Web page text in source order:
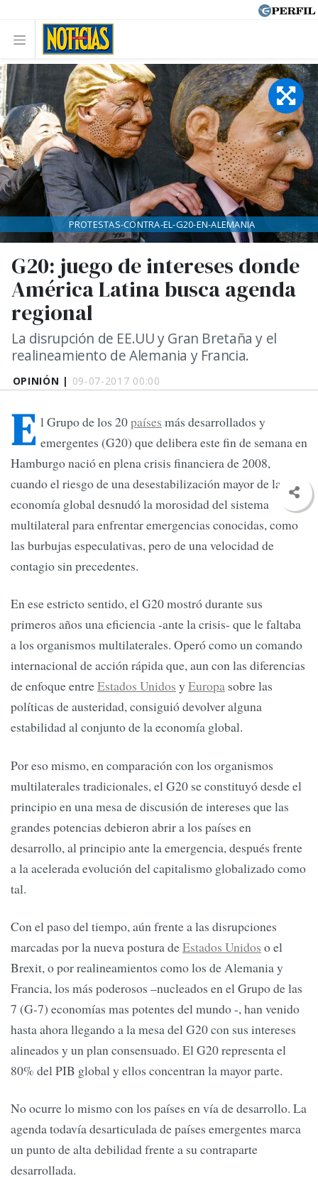
OPINIÓN | 09-07-2017 00:00
G20: juego de intereses donde
América Latina busca agenda
regional
La disrupción de EE.UU y Gran Bretaña y el
realineamiento de Alemania y Francia.
PROTESTAS-CONTRA-EL-G20-EN-ALEMANIA
E l Grupo de los 20países más desarrollados y
emergentes (G20) que delibera este fin de semana en
Hamburgo nació en plena crisis financiera de 2008,
cuando el riesgo de una desestabilización mayor de la
economía global desnudó la morosidad del sistema
multilateral para enfrentar emergencias conocidas, como
las burbujas especulativas, pero de una velocidad de
contagio sin precedentes.
En ese estricto sentido, el G20 mostró durante sus
primeros años una eficiencia -ante la crisis- que le faltaba
a los organismos multilaterales. Operó como un comando
internacional de acción rápida que, aun con las diferencias
de enfoque entreEstados Unidos y Europa sobre las
políticas de austeridad, consiguió devolver alguna
estabilidad al conjunto de la economía global.
Por eso mismo, en comparación con los organismos
multilaterales tradicionales, el G20 se constituyó desde el
principio en una mesa de discusión de intereses que las
grandes potencias debieron abrir a los países en
desarrollo, al principio ante la emergencia, después frente
a la acelerada evolución del capitalismo globalizado como
tal.
Con el paso del tiempo, aún frente a las disrupciones
marcadas por la nueva postura deEstados Unidos o el
Brexit, o por realineamientos como los de Alemania y
Francia, los más poderosos –nucleados en el Grupo de las
7 (G-7) economías mas potentes del mundo -, han venido
hasta ahora llegando a la mesa del G20 con sus intereses
alineados y un plan consensuado. El G20 representa el
80% del PIB global y ellos concentran la mayor parte.
No ocurre lo mismo con los países en vía de desarrollo. La
agenda todavía desarticulada de países emergentes marca
un punto de alta debilidad frente a su contraparte
desarrollada.